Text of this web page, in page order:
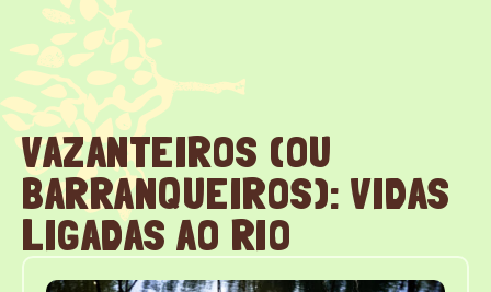
VAZANTEIROS (OU
BARRANQUEIROS): VIDAS
LIGADAS AO RIO